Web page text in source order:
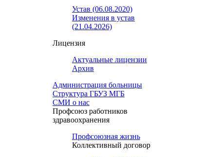
Устав (06.08.2020)
Изменения в устав
(21.04.2026)
Лицензия
Актуальные лицензии
Архив
Администрация больницы
Структура ГБУЗ МГБ
СМИ о нас
Профсоюз работников
здравоохранения
Профсоюзная жизнь
Коллективный договор